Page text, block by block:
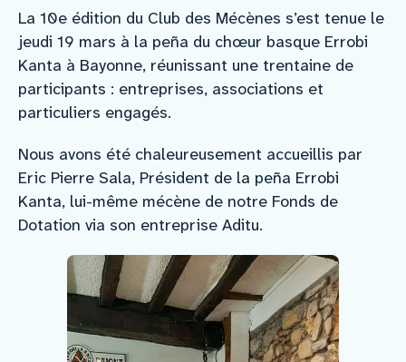
La 10e édition du Club des Mécènes s’est tenue le
jeudi 19 mars à la peña du chœur basque Errobi
Kanta à Bayonne, réunissant une trentaine de
participants : entreprises, associations et
particuliers engagés.
Nous avons été chaleureusement accueillis par
Eric Pierre Sala, Président de la peña Errobi
Kanta, lui-même mécène de notre Fonds de
Dotation via son entreprise Aditu.